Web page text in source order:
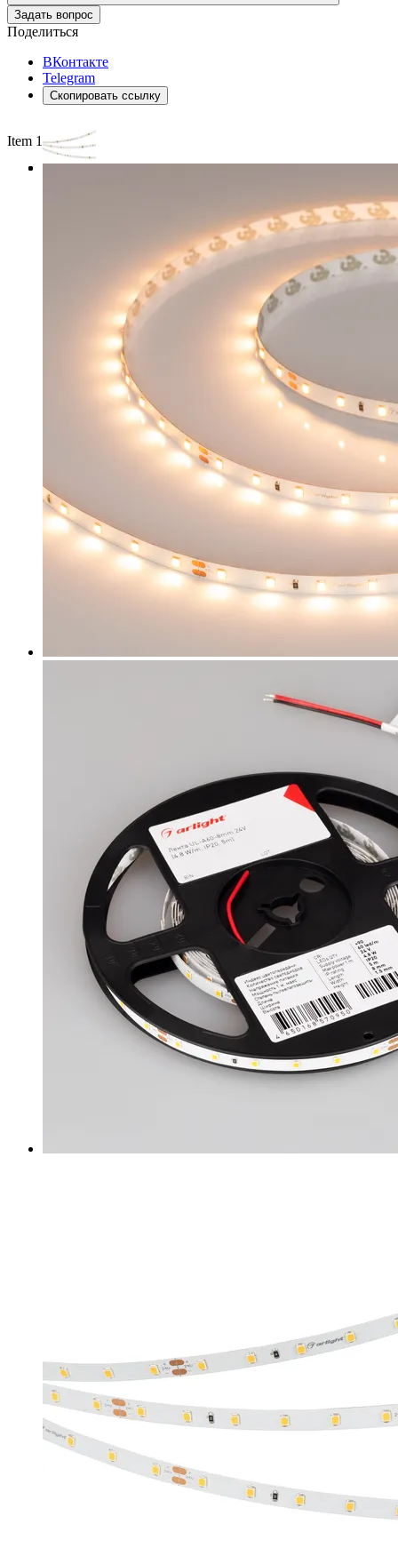
Задать вопрос
Поделиться
ВКонтакте
Telegram
Скопировать ссылку
Item 1 of 3